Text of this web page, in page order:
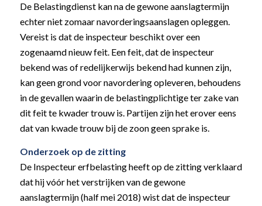
De Belastingdienst kan na de gewone aanslagtermijn
echter niet zomaar navorderingsaanslagen opleggen.
Vereist is dat de inspecteur beschikt over een
zogenaamd nieuw feit. Een feit, dat de inspecteur
bekend was of redelijkerwijs bekend had kunnen zijn,
kan geen grond voor navordering opleveren, behoudens
in de gevallen waarin de belastingplichtige ter zake van
dit feit te kwader trouw is. Partijen zijn het erover eens
dat van kwade trouw bij de zoon geen sprake is.
Onderzoek op de zitting
De Inspecteur erfbelasting heeft op de zitting verklaard
dat hij vóór het verstrijken van de gewone
aanslagtermijn (half mei 2018) wist dat de inspecteur